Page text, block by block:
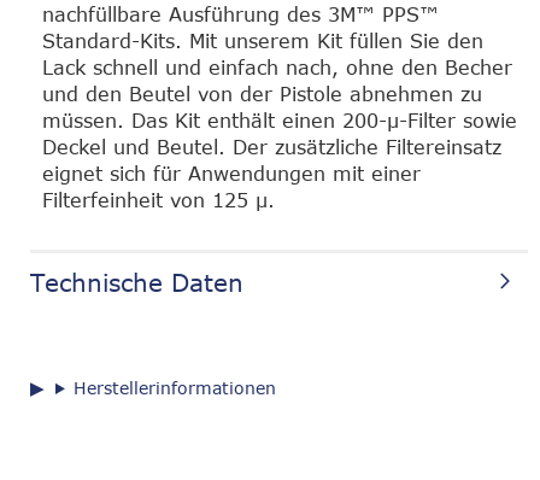
nachfüllbare Ausführung des 3M™ PPS™
Standard-Kits. Mit unserem Kit füllen Sie den
Lack schnell und einfach nach, ohne den Becher
und den Beutel von der Pistole abnehmen zu
müssen. Das Kit enthält einen 200-µ-Filter sowie
Deckel und Beutel. Der zusätzliche Filtereinsatz
eignet sich für Anwendungen mit einer
Filterfeinheit von 125 µ.
Technische Daten
Herstellerinformationen